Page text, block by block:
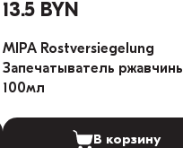
13.5 BYN
MIPA Rostversiegelung
Запечатыватель
100мл
В корзину